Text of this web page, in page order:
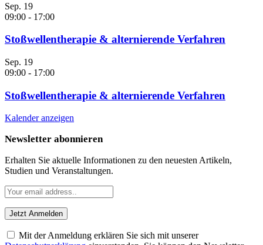
Sep. 19
09:00 - 17:00
Stoßwellentherapie & alternierende Verfahren
Sep. 19
09:00 - 17:00
Stoßwellentherapie & alternierende Verfahren
Kalender anzeigen
Newsletter abonnieren
Erhalten Sie aktuelle Informationen zu den neuesten Artikeln,
Studien und Veranstaltungen.
Mit der Anmeldung erklären Sie sich mit unserer